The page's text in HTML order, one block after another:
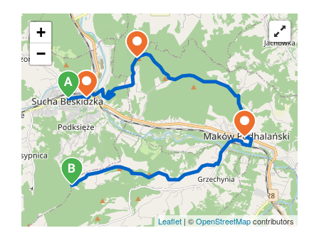
+
−
Leaflet | ©OpenStreetMapcontributors